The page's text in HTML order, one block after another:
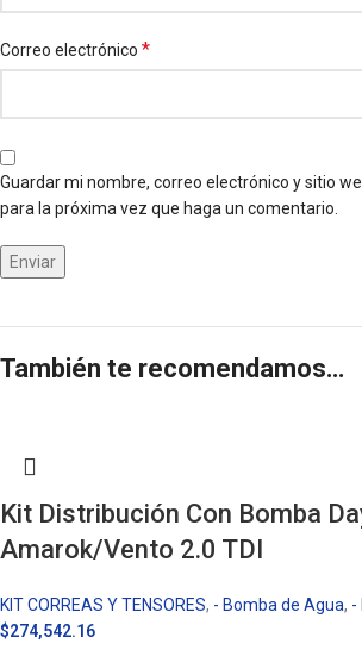
Correo electrónico *
Guardar mi nombre, correo electrónico y sitio
para la próxima vez que haga un comentario.
También te recomendamos…
Kit Distribución Con Bomba
Amarok/Vento 2.0 TDI
KIT CORREAS Y TENSORES, - Bomba de Agua, -
$274,542.16